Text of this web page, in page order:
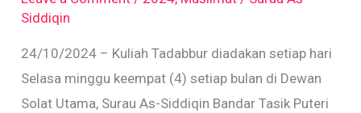
Siddiqin
24/10/2024 – Kuliah Tadabbur diadakan setiap hari
Selasa minggu keempat (4) setiap bulan di Dewan
Solat Utama, Surau As-Siddiqin Bandar Tasik Puteri